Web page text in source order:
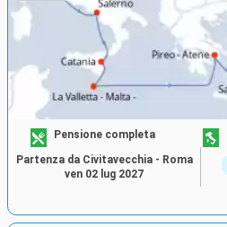
Pensione completa
Partenza da Civitavecchia - Roma
ven 02 lug 2027